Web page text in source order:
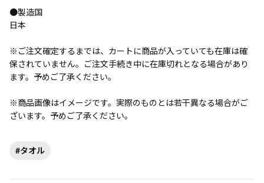
●製造国
日本
※ご注文確定するまでは、カートに商品が入っていても在庫は確
保されていません。ご注文手続き中に在庫切れとなる場合があり
ます。予めご了承ください。
※商品画像はイメージです。実際のものとは若干異なる場合がご
ざいます。予めご了承ください。
#タオル